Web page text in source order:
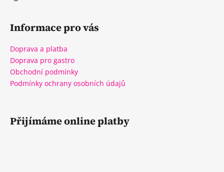
Informace pro vás
Doprava a platba
Doprava pro gastro
Obchodní podmínky
Podmínky ochrany osobních údajů
Přijímáme online platby